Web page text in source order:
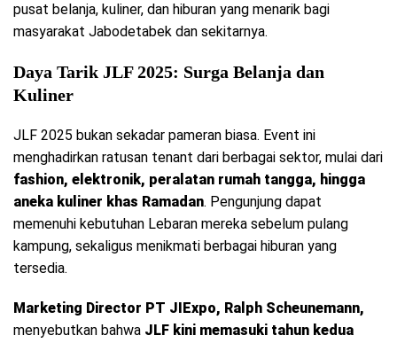
pusat belanja, kuliner, dan hiburan yang menarik bagi
masyarakat Jabodetabek dan sekitarnya.
Daya Tarik JLF 2025: Surga Belanja dan
Kuliner
JLF 2025 bukan sekadar pameran biasa. Event ini
menghadirkan ratusan tenant dari berbagai sektor, mulai dari
fashion, elektronik, peralatan rumah tangga, hingga
aneka kuliner khas Ramadan. Pengunjung dapat
memenuhi kebutuhan Lebaran mereka sebelum pulang
kampung, sekaligus menikmati berbagai hiburan yang
tersedia.
Marketing Director PT JIExpo, Ralph Scheunemann,
menyebutkan bahwa JLF kini memasuki tahun kedua